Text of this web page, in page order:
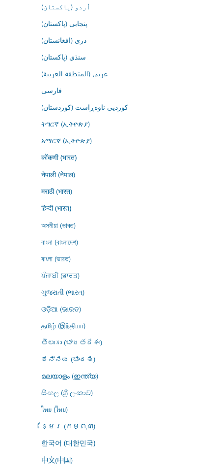
اُردو (پاکستان)
پنجابی (پاکستان)
درى (افغانستان)
سنڌي (پاکستان)
عربي (المنطقة العربية)
فارسى
کوردیی ناوەڕاست (کوردستان)
ትግርኛ (ኢትዮጵያ)
አማርኛ (ኢትዮጵያ)
कोंकणी (भारत)
नेपाली (नेपाल)
मराठी (भारत)
हिन्दी (भारत)
অসমীয়া (ভাৰত)
বাংলা (বাংলাদেশ)
বাংলা (ভারত)
ਪੰਜਾਬੀ (ਭਾਰਤ)
ગુજરાતી (ભારત)
ଓଡ଼ିଆ (ଭାରତ)
தமிழ் (இந்தியா)
తెలుగు (భారతదేశం)
ಕನ್ನಡ (ಭಾರತ)
മലയാളം (ഇന്ത്യ)
සිංහල (ශ්‍රී ලංකාව)
ไทย (ไทย)
ខ្មែរ (កម្ពុជា)
한국어 (대한민국)
中文(中国)